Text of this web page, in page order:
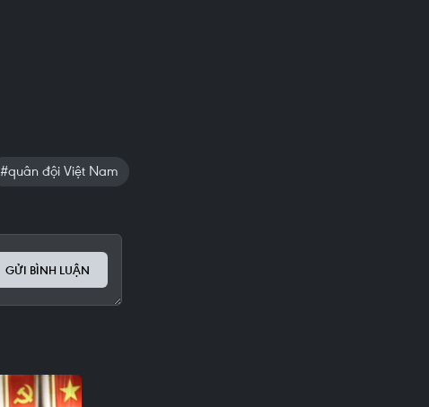
#quân đội Việt Nam
GỬI BÌNH LUẬN